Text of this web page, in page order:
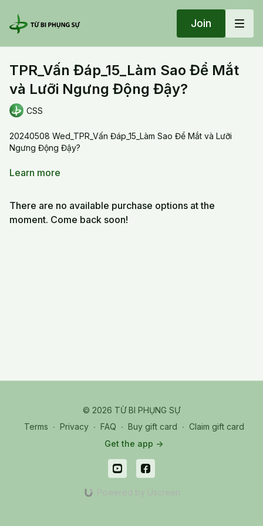
Join
TPR_Vấn Đáp_15_Làm Sao Để Mắt
và Lưỡi Ngưng Động Đậy?
CSS
20240508 Wed_TPR_Vấn Đáp_15_Làm Sao Để Mắt và Lưỡi
Ngưng Động Đậy?
Khi quán thả lỏng mắt ra nhưng thật sự con mắt đi theo, nó vi tế
thời gian, chứ không phải phương thức. Từ từ mình lắng xuống .
Learn more
There are no available purchase options at the
moment. Come back soon!
© 2026 TỪ BI PHỤNG SỰ
Terms ∙ Privacy ∙ FAQ ∙ Buy gift card ∙ Claim gift card
Get the app ->
Powered by Uscreen